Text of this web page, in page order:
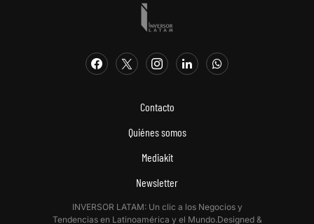
Contacto
Quiénes somos
Mediakit
Newsletter
INVERSOR LATAM: Un clic a los Negocios y
Tendencias en Latinoamérica y el Mundo.Designed &